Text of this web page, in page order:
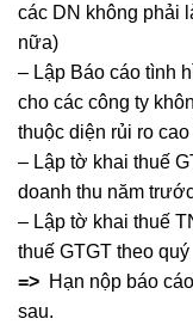
các DN không phải
nữa)
– Lập Báo cáo tình
cho các công ty
thuộc diện rủi ro cao
– Lập tờ khai thuế
doanh thu năm
– Lập tờ khai thuế
thuế GTGT theo quý
=> Hạn nộp báo
sau.